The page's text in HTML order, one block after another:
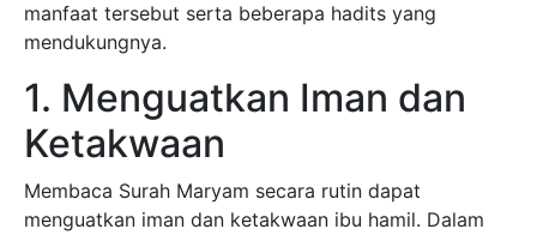
manfaat tersebut serta beberapa hadits yang
mendukungnya.
1. Menguatkan Iman dan
Ketakwaan
Membaca Surah Maryam secara rutin dapat
menguatkan iman dan ketakwaan ibu hamil. Dalam